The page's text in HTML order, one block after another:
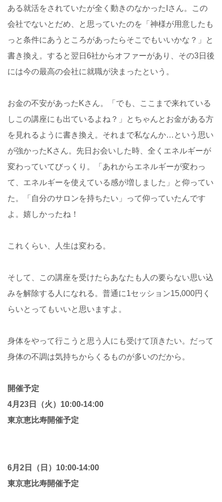
ある就活をされていたが全く動きのなかったIさん。この
会社でないとだめ、と思っていたのを「神様が用意したも
っと条件にあうところがあったらそこでもいいかな？」と
書き換え。すると翌日6社からオファーがあり、その3日後
には今の最高の会社に就職が決まったという。
お金の不安があったKさん。「でも、ここまで来れている
しこの講座にも出ているよね？」とちゃんとお金がある方
を見れるように書き換え。それまで私なんか…という思い
が強かったKさん。先日お会いした時、全くエネルギーが
変わっていてびっくり。「あれからエネルギーが変わっ
て、エネルギーを使えている感が増しました」と仰ってい
た。「自分のサロンを持ちたい」って仰っていたんです
よ。嬉しかったね！
これくらい、人生は変わる。
そして、この講座を受けたらあなたも人の要らない思い込
みを解除する人になれる。普通に1セッション15,000円く
らいとってもいいと思いますよ。
身体をやって行こうと思う人にも受けて頂きたい。だって
身体の不調は気持ちからくるものが多いのだから。
開催予定
4月23日（火）10:00-14:00
東京恵比寿開催予定
6月2日（日）10:00-14:00
東京恵比寿開催予定